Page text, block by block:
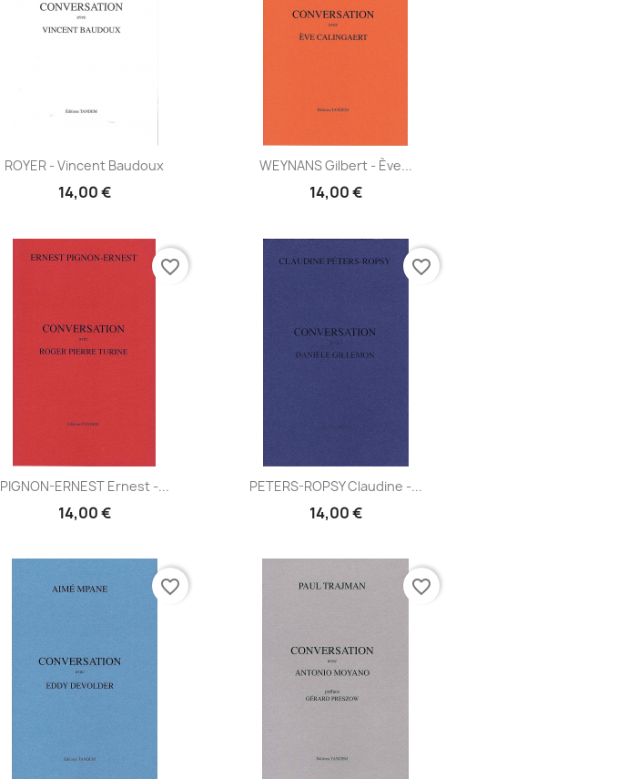
ROYER - Vincent Baudoux
14,00 €
Aperçu WEYNANS Gilbert - Ève...
14,00 €
Aperçu
PIGNON-ERNEST Ernest -...
14,00 €
Aperçu
favorite_border
PETERS-ROPSY Claudine -...
14,00 €
Aperçu
favorite_border
favorite_border favorite_border